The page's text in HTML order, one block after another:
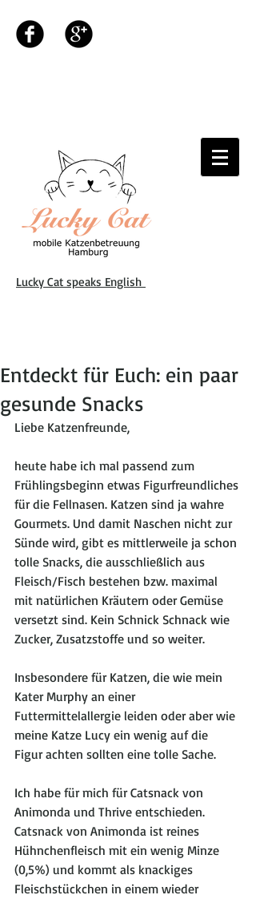
Lucky Cat speaks English
Entdeckt für Euch: ein paar
gesunde Snacks
Liebe Katzenfreunde,
heute habe ich mal passend zum
Frühlingsbeginn etwas Figurfreundliches
für die Fellnasen. Katzen sind ja wahre
Gourmets. Und damit Naschen nicht zur
Sünde wird, gibt es mittlerweile ja schon
tolle Snacks, die ausschließlich aus
Fleisch/Fisch bestehen bzw. maximal
mit natürlichen Kräutern oder Gemüse
versetzt sind. Kein Schnick Schnack wie
Zucker, Zusatzstoffe und so weiter.
Insbesondere für Katzen, die wie mein
Kater Murphy an einer
Futtermittelallergie leiden oder aber wie
meine Katze Lucy ein wenig auf die
Figur achten sollten eine tolle Sache.
Ich habe für mich für Catsnack von
Animonda und Thrive entschieden.
Catsnack von Animonda ist reines
Hühnchenfleisch mit ein wenig Minze
(0,5%) und kommt als knackiges
Fleischstückchen in einem wieder